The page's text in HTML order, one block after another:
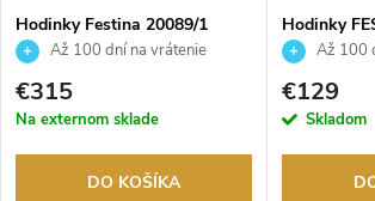
Hodinky Festina 20089/1
Až 100 dní na vrátenie
tovaru. Autorizovaný predajca.
€315
Na externom sklade
DO KOŠÍKA
Hodinky
Až 100
tovaru.
€129
Skladom